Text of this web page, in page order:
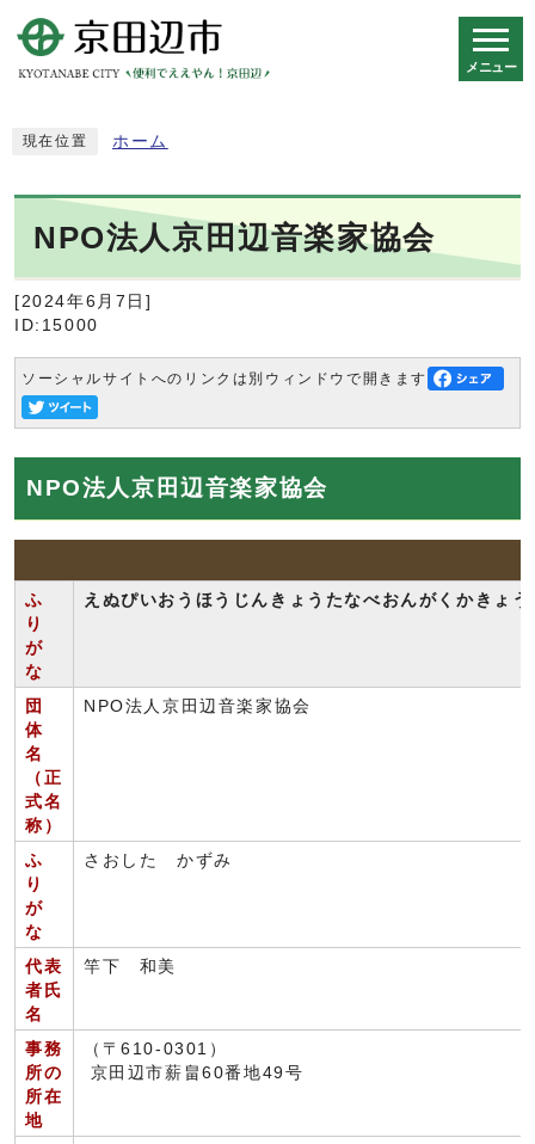
メニュー
現在位置 ホーム
NPO法人京田辺音楽家協会
[2024年6月7日]
ID:15000
ソーシャルサイトへのリンクは別ウィンドウで開きます
NPO法人京田辺音楽家協会
ふ
り
が
な
えぬぴいおうほうじんきょうたなべおんがくかきょう
団
体
名
（正
式名
称）
NPO法人京田辺音楽家協会
ふ
り
が
な
さおした かずみ
代表
者氏
名
竿下 和美
事務
所の
所在
地
（〒610-0301）
京田辺市薪畠60番地49号